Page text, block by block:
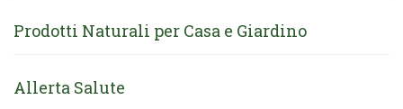
Prodotti Naturali per Casa e Giardino
Allerta Salute